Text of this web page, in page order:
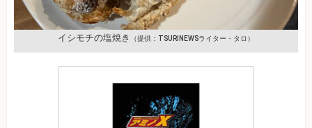
イシモチの塩焼き （提供：TSURINEWSライター・タロ）